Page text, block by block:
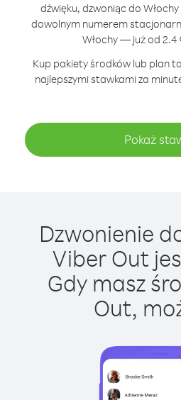
dźwięku, dzwoniąc do Włochy
dowolnym numerem
Włochy — już od 2.4
Kup pakiety środków lub plan
najlepszymi stawkami za
Pokaż
Dzwonienie
Viber Out
Gdy masz
Out,